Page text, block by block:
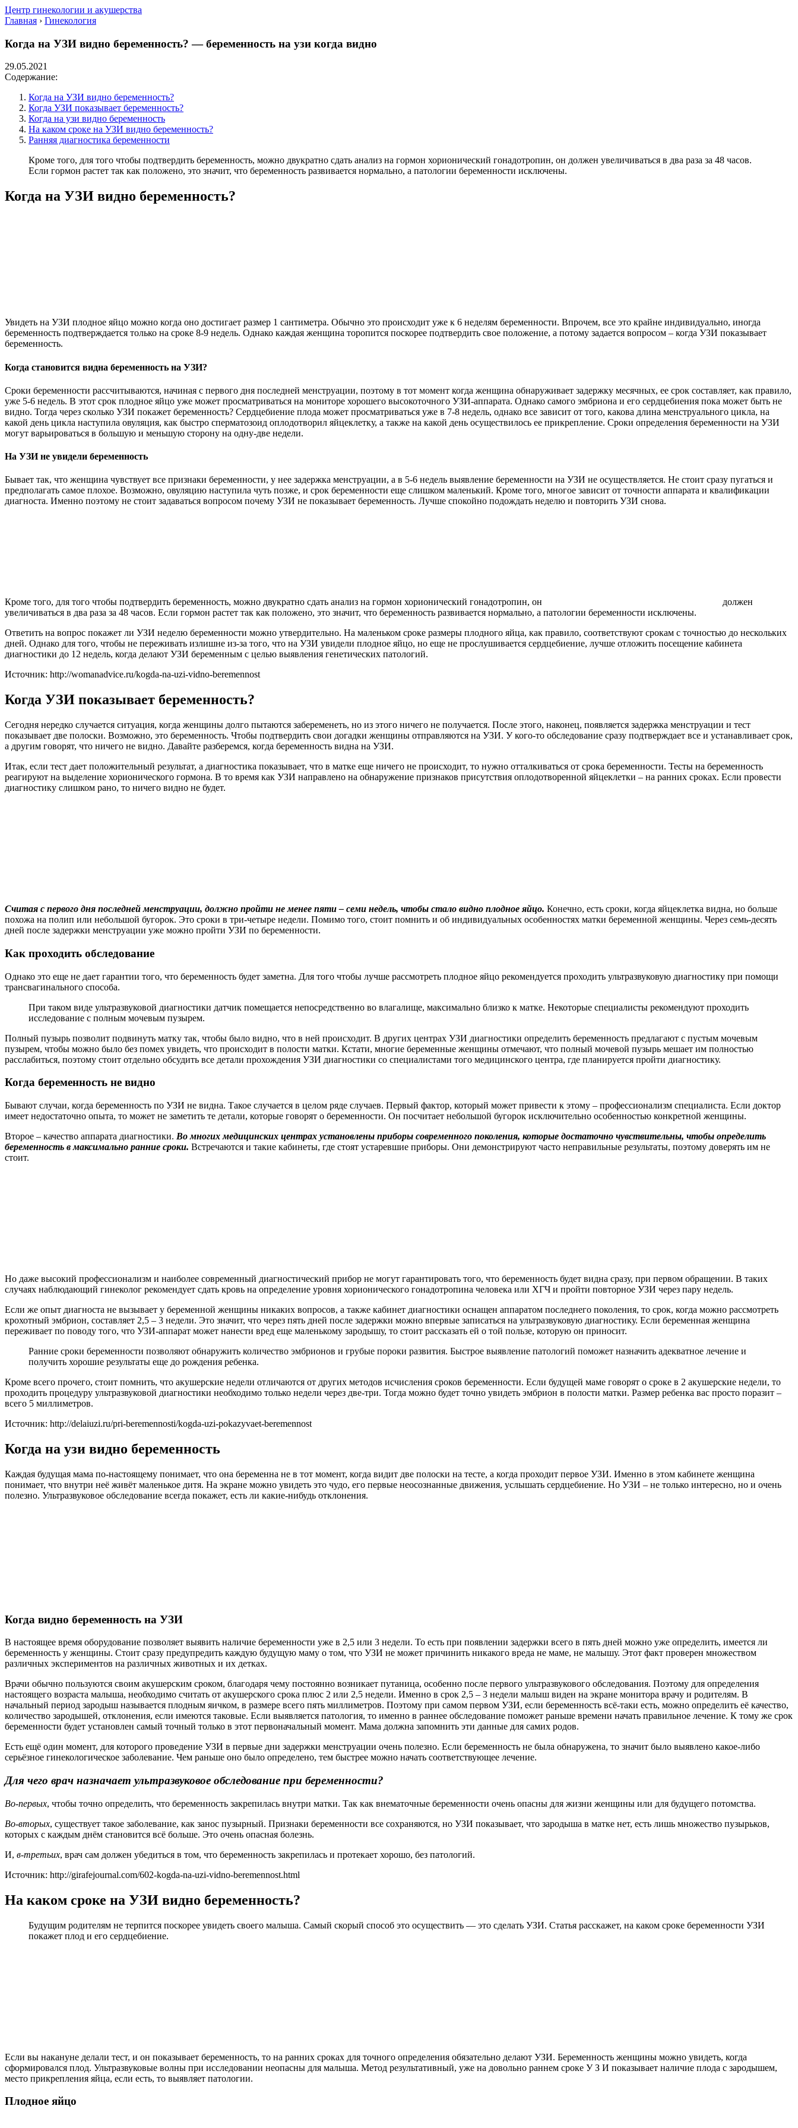
Центр гинекологии и акушерства
Главная › Гинекология
Когда на УЗИ видно беременность? — беременность на узи когда видно
29.05.2021
Содержание:
Когда на УЗИ видно беременность?
Когда УЗИ показывает беременность?
Когда на узи видно беременность
На каком сроке на УЗИ видно беременность?
Ранняя диагностика беременности
Кроме того, для того чтобы подтвердить беременность, можно двукратно сдать анализ на гормон хорионический гонадотропин, он должен увеличиваться в два раза за 48 часов.
Если гормон растет так как положено, это значит, что беременность развивается нормально, а патологии беременности исключены.
Когда на УЗИ видно беременность?
Увидеть на УЗИ плодное яйцо можно когда оно достигает размер 1 сантиметра. Обычно это происходит уже к 6 неделям беременности. Впрочем, все это крайне индивидуально, иногда
беременность подтверждается только на сроке 8-9 недель. Однако каждая женщина торопится поскорее подтвердить свое положение, а потому задается вопросом – когда УЗИ показывает
беременность.
Когда становится видна беременность на УЗИ?
Сроки беременности рассчитываются, начиная с первого дня последней менструации, поэтому в тот момент когда женщина обнаруживает задержку месячных, ее срок составляет, как правило,
уже 5-6 недель. В этот срок плодное яйцо уже может просматриваться на мониторе хорошего высокоточного УЗИ-аппарата. Однако самого эмбриона и его сердцебиения пока может быть не
видно. Тогда через сколько УЗИ покажет беременность? Сердцебиение плода может просматриваться уже в 7-8 недель, однако все зависит от того, какова длина менструального цикла, на
какой день цикла наступила овуляция, как быстро сперматозоид оплодотворил яйцеклетку, а также на какой день осуществилось ее прикрепление. Сроки определения беременности на УЗИ
могут варьироваться в большую и меньшую сторону на одну-две недели.
На УЗИ не увидели беременность
Бывает так, что женщина чувствует все признаки беременности, у нее задержка менструации, а в 5-6 недель выявление беременности на УЗИ не осуществляется. Не стоит сразу пугаться и
предполагать самое плохое. Возможно, овуляцию наступила чуть позже, и срок беременности еще слишком маленький. Кроме того, многое зависит от точности аппарата и квалификации
диагноста. Именно поэтому не стоит задаваться вопросом почему УЗИ не показывает беременность. Лучше спокойно подождать неделю и повторить УЗИ снова.
Кроме того, для того чтобы подтвердить беременность, можно двукратно сдать анализ на гормон хорионический гонадотропин, он
должен
увеличиваться в два раза за 48 часов. Если гормон растет так как положено, это значит, что беременность развивается нормально, а патологии беременности исключены.
Ответить на вопрос покажет ли УЗИ неделю беременности можно утвердительно. На маленьком сроке размеры плодного яйца, как правило, соответствуют срокам с точностью до нескольких
дней. Однако для того, чтобы не переживать излишне из-за того, что на УЗИ увидели плодное яйцо, но еще не прослушивается сердцебиение, лучше отложить посещение кабинета
диагностики до 12 недель, когда делают УЗИ беременным с целью выявления генетических патологий.
Источник: http://womanadvice.ru/kogda-na-uzi-vidno-beremennost
Когда УЗИ показывает беременность?
Сегодня нередко случается ситуация, когда женщины долго пытаются забеременеть, но из этого ничего не получается. После этого, наконец, появляется задержка менструации и тест
показывает две полоски. Возможно, это беременность. Чтобы подтвердить свои догадки женщины отправляются на УЗИ. У кого-то обследование сразу подтверждает все и устанавливает срок,
а другим говорят, что ничего не видно. Давайте разберемся, когда беременность видна на УЗИ.
Итак, если тест дает положительный результат, а диагностика показывает, что в матке еще ничего не происходит, то нужно отталкиваться от срока беременности. Тесты на беременность
реагируют на выделение хорионического гормона. В то время как УЗИ направлено на обнаружение признаков присутствия оплодотворенной яйцеклетки – на ранних сроках. Если провести
диагностику слишком рано, то ничего видно не будет.
Считая с первого дня последней менструации, должно пройти не менее пяти – семи недель, чтобы стало видно плодное яйцо. Конечно, есть сроки, когда яйцеклетка видна, но больше
похожа на полип или небольшой бугорок. Это сроки в три-четыре недели. Помимо того, стоит помнить и об индивидуальных особенностях матки беременной женщины. Через семь-десять
дней после задержки менструации уже можно пройти УЗИ по беременности.
Как проходить обследование
Однако это еще не дает гарантии того, что беременность будет заметна. Для того чтобы лучше рассмотреть плодное яйцо рекомендуется проходить ультразвуковую диагностику при помощи
трансвагинального способа.
При таком виде ультразвуковой диагностики датчик помещается непосредственно во влагалище, максимально близко к матке. Некоторые специалисты рекомендуют проходить
исследование с полным мочевым пузырем.
Полный пузырь позволит подвинуть матку так, чтобы было видно, что в ней происходит. В других центрах УЗИ диагностики определить беременность предлагают с пустым мочевым
пузырем, чтобы можно было без помех увидеть, что происходит в полости матки. Кстати, многие беременные женщины отмечают, что полный мочевой пузырь мешает им полностью
расслабиться, поэтому стоит отдельно обсудить все детали прохождения УЗИ диагностики со специалистами того медицинского центра, где планируется пройти диагностику.
Когда беременность не видно
Бывают случаи, когда беременность по УЗИ не видна. Такое случается в целом ряде случаев. Первый фактор, который может привести к этому – профессионализм специалиста. Если доктор
имеет недостаточно опыта, то может не заметить те детали, которые говорят о беременности. Он посчитает небольшой бугорок исключительно особенностью конкретной женщины.
Второе – качество аппарата диагностики. Во многих медицинских центрах установлены приборы современного поколения, которые достаточно чувствительны, чтобы определить
беременность в максимально ранние сроки. Встречаются и такие кабинеты, где стоят устаревшие приборы. Они демонстрируют часто неправильные результаты, поэтому доверять им не
стоит.
Но даже высокий профессионализм и наиболее современный диагностический прибор не могут гарантировать того, что беременность будет видна сразу, при первом обращении. В таких
случаях наблюдающий гинеколог рекомендует сдать кровь на определение уровня хорионического гонадотропина человека или ХГЧ и пройти повторное УЗИ через пару недель.
Если же опыт диагноста не вызывает у беременной женщины никаких вопросов, а также кабинет диагностики оснащен аппаратом последнего поколения, то срок, когда можно рассмотреть
крохотный эмбрион, составляет 2,5 – 3 недели. Это значит, что через пять дней после задержки можно впервые записаться на ультразвуковую диагностику. Если беременная женщина
переживает по поводу того, что УЗИ-аппарат может нанести вред еще маленькому зародышу, то стоит рассказать ей о той пользе, которую он приносит.
Ранние сроки беременности позволяют обнаружить количество эмбрионов и грубые пороки развития. Быстрое выявление патологий поможет назначить адекватное лечение и
получить хорошие результаты еще до рождения ребенка.
Кроме всего прочего, стоит помнить, что акушерские недели отличаются от других методов исчисления сроков беременности. Если будущей маме говорят о сроке в 2 акушерские недели, то
проходить процедуру ультразвуковой диагностики необходимо только недели через две-три. Тогда можно будет точно увидеть эмбрион в полости матки. Размер ребенка вас просто поразит –
всего 5 миллиметров.
Источник: http://delaiuzi.ru/pri-beremennosti/kogda-uzi-pokazyvaet-beremennost
Когда на узи видно беременность
Каждая будущая мама по-настоящему понимает, что она беременна не в тот момент, когда видит две полоски на тесте, а когда проходит первое УЗИ. Именно в этом кабинете женщина
понимает, что внутри неё живёт маленькое дитя. На экране можно увидеть это чудо, его первые неосознанные движения, услышать сердцебиение. Но УЗИ – не только интересно, но и очень
полезно. Ультразвуковое обследование всегда покажет, есть ли какие-нибудь отклонения.
Когда видно беременность на УЗИ
В настоящее время оборудование позволяет выявить наличие беременности уже в 2,5 или 3 недели. То есть при появлении задержки всего в пять дней можно уже определить, имеется ли
беременность у женщины. Стоит сразу предупредить каждую будущую маму о том, что УЗИ не может причинить никакого вреда не маме, не малышу. Этот факт проверен множеством
различных экспериментов на различных животных и их детках.
Врачи обычно пользуются своим акушерским сроком, благодаря чему постоянно возникает путаница, особенно после первого ультразвукового обследования. Поэтому для определения
настоящего возраста малыша, необходимо считать от акушерского срока плюс 2 или 2,5 недели. Именно в срок 2,5 – 3 недели малыш виден на экране монитора врачу и родителям. В
начальный период зародыш называется плодным яичком, в размере всего пять миллиметров. Поэтому при самом первом УЗИ, если беременность всё-таки есть, можно определить её качество,
количество зародышей, отклонения, если имеются таковые. Если выявляется патология, то именно в раннее обследование поможет раньше времени начать правильное лечение. К тому же срок
беременности будет установлен самый точный только в этот первоначальный момент. Мама должна запомнить эти данные для самих родов.
Есть ещё один момент, для которого проведение УЗИ в первые дни задержки менструации очень полезно. Если беременность не была обнаружена, то значит было выявлено какое-либо
серьёзное гинекологическое заболевание. Чем раньше оно было определено, тем быстрее можно начать соответствующее лечение.
Для чего врач назначает ультразвуковое обследование при беременности?
Во-первых, чтобы точно определить, что беременность закрепилась внутри матки. Так как внематочные беременности очень опасны для жизни женщины или для будущего потомства.
Во-вторых, существует такое заболевание, как занос пузырный. Признаки беременности все сохраняются, но УЗИ показывает, что зародыша в матке нет, есть лишь множество пузырьков,
которых с каждым днём становится всё больше. Это очень опасная болезнь.
И, в-третьих, врач сам должен убедиться в том, что беременность закрепилась и протекает хорошо, без патологий.
Источник: http://girafejournal.com/602-kogda-na-uzi-vidno-beremennost.html
На каком сроке на УЗИ видно беременность?
Будущим родителям не терпится поскорее увидеть своего малыша. Самый скорый способ это осуществить — это сделать УЗИ. Статья расскажет, на каком сроке беременности УЗИ
покажет плод и его сердцебиение.
Если вы накануне делали тест, и он показывает беременность, то на ранних сроках для точного определения обязательно делают УЗИ. Беременность женщины можно увидеть, когда
сформировался плод. Ультразвуковые волны при исследовании неопасны для малыша. Метод результативный, уже на довольно раннем сроке У З И показывает наличие плода с зародышем,
место прикрепления яйца, если есть, то выявляет патологии.
Плодное яйцо